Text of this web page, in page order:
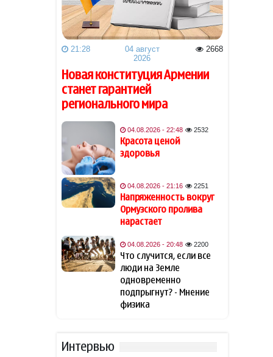
19:58
2.7 млн манатов будет
потрачено на закупку
медицинского кислорода
для больниц Азербайджана
19:54
В одном из торговых
центров Баку произошел
несчастный случай
19:48
Хейли Бибер показала
фигуру в эффектном микро-
бикини с металлическим
блеском
19:40
Ученые предложили
амбициозный план по
спасению Земли после
гибели Солнца
19:34
Минимум 89 человек
погибли из-за наводнений в
индийском штате Ассам
медали на турнире Batumi
Open
21:28
04 август
2026
2668
Новая конституция Армении
станет гарантией
регионального мира
04.08.2026 - 22:48 2532
Красота ценой
здоровья
04.08.2026 - 21:16 2251
Напряженность вокруг
Ормузского пролива
нарастает
04.08.2026 - 20:48 2200
Что случится, если все
люди на Земле
одновременно
подпрыгнут? - Мнение
физика
Интервью